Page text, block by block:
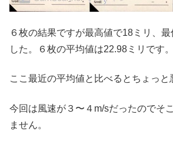
６枚の結果ですが最高値で18ミリ、
した。６枚の平均値は22.98ミリです。
ここ最近の平均値と比べるとちょっと
今回は風速が３〜４m/sだったのでそ
ません。